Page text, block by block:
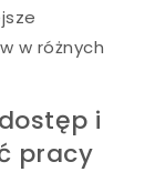
w różnych
i
pracy